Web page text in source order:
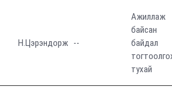
Н.Цэрэндорж --
Ажиллаж
байсан
байдал
тухай